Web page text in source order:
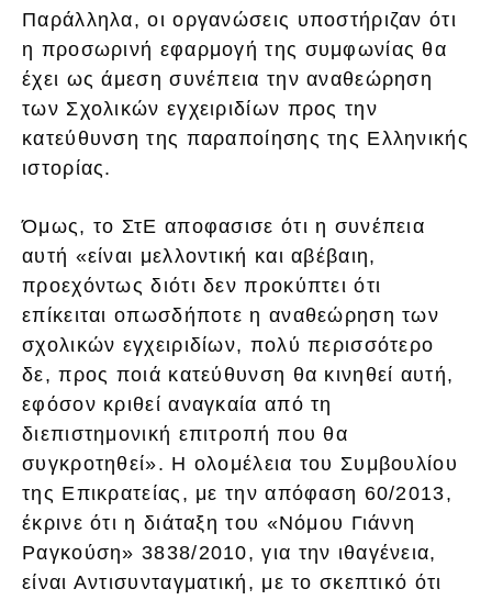
Παράλληλα, οι οργανώσεις υποστήριζαν ότι
η προσωρινή εφαρμογή της συμφωνίας θα
έχει ως άμεση συνέπεια την αναθεώρηση
των Σχολικών εγχειριδίων προς την
κατεύθυνση της παραποίησης της Ελληνικής
ιστορίας.
Όμως, το ΣτΕ αποφασισε ότι η συνέπεια
αυτή «είναι μελλοντική και αβέβαιη,
προεχόντως διότι δεν προκύπτει ότι
επίκειται οπωσδήποτε η αναθεώρηση των
σχολικών εγχειριδίων, πολύ περισσότερο
δε, προς ποιά κατεύθυνση θα κινηθεί αυτή,
εφόσον κριθεί αναγκαία από τη
διεπιστημονική επιτροπή που θα
συγκροτηθεί». Η ολομέλεια του Συμβουλίου
της Επικρατείας, με την απόφαση 60/2013,
έκρινε ότι η διάταξη του «Νόμου Γιάννη
Ραγκούση» 3838/2010, για την ιθαγένεια,
είναι Αντισυνταγματική, με το σκεπτικό ότι